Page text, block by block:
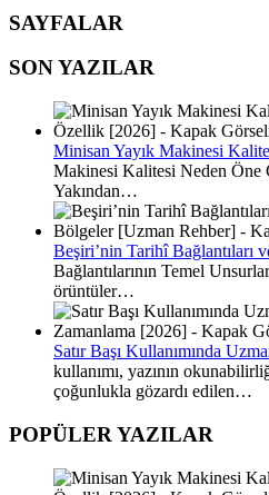
SAYFALAR
SON YAZILAR
Minisan Yayık Makinesi
Makinesi Kalitesi Neden Öne
Yakından…
Beşiri’nin Tarihî Bağlantıları
Bağlantılarının Temel
örüntüler…
Satır Başı Kullanımında
kullanımı, yazının
çoğunlukla gözardı edilen…
POPÜLER YAZILAR